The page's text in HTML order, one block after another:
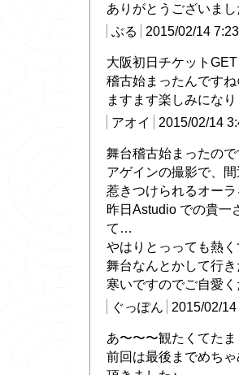
ありがとうございまし
ぶる
2015/02/14
大阪初日チケットGET
稽古始まったんですね
ますます楽しみにな
アオイ
2015/02/14
舞台稽古始まったので
アゲインの撮影で、
惹きつけられるオー
昨日Astudio での貴一
て…
やはりとっっても熱
舞台なんとかして行き
寒いですのでご自愛く
ぐっぽん
2015/02/
あ〜〜〜観たくてたま
前回は最後までめち